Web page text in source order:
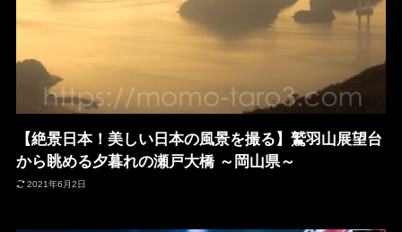
【絶景日本！美しい日本の風景を撮る】鷲羽山展望台
から眺める夕暮れの瀬戸大橋 ～岡山県～
2021年6月2日